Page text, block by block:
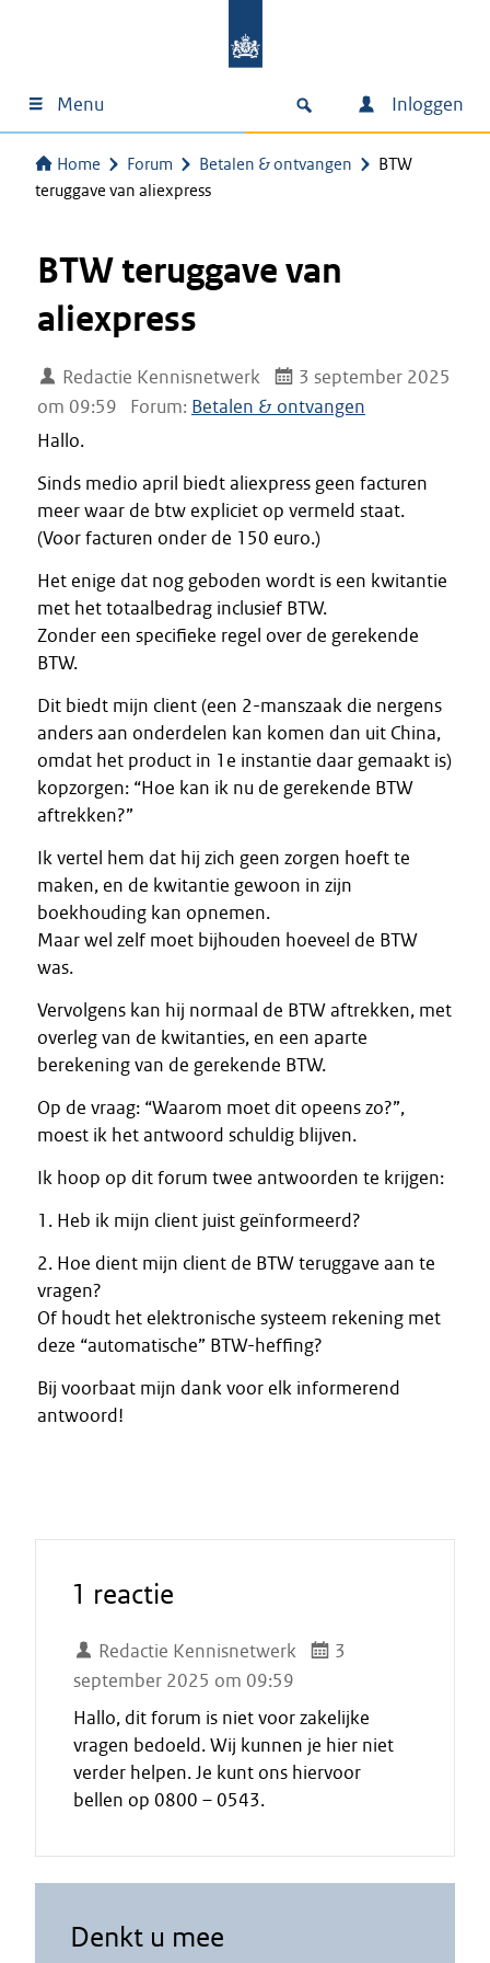
Menu Inloggen
Home Forum Betalen & ontvangen
BTW
teruggave van aliexpress
BTW teruggave van
aliexpress
Redactie Kennisnetwerk
3 september 2025
om 09:59
Forum: Betalen & ontvangen
Hallo.
Sinds medio april biedt aliexpress geen facturen
meer waar de btw expliciet op vermeld staat.
(Voor facturen onder de 150 euro.)
Het enige dat nog geboden wordt is een kwitantie
met het totaalbedrag inclusief BTW.
Zonder een specifieke regel over de gerekende
BTW.
Dit biedt mijn client (een 2-manszaak die nergens
anders aan onderdelen kan komen dan uit China,
omdat het product in 1e instantie daar gemaakt is)
kopzorgen: “Hoe kan ik nu de gerekende BTW
aftrekken?”
Ik vertel hem dat hij zich geen zorgen hoeft te
maken, en de kwitantie gewoon in zijn
boekhouding kan opnemen.
Maar wel zelf moet bijhouden hoeveel de BTW
was.
Vervolgens kan hij normaal de BTW aftrekken, met
overleg van de kwitanties, en een aparte
berekening van de gerekende BTW.
Op de vraag: “Waarom moet dit opeens zo?”,
moest ik het antwoord schuldig blijven.
Ik hoop op dit forum twee antwoorden te krijgen:
1. Heb ik mijn client juist geïnformeerd?
2. Hoe dient mijn client de BTW teruggave aan te
vragen?
Of houdt het elektronische systeem rekening met
deze “automatische” BTW-heffing?
Bij voorbaat mijn dank voor elk informerend
antwoord!
1 reactie
Redactie Kennisnetwerk
3
september 2025 om 09:59
Hallo, dit forum is niet voor zakelijke
vragen bedoeld. Wij kunnen je hier niet
verder helpen. Je kunt ons hiervoor
bellen op 0800 – 0543.
Denkt u mee